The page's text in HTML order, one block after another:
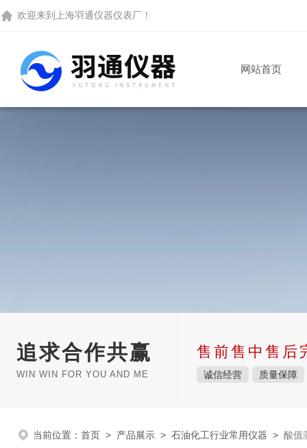
欢迎来到 上海羽通仪器仪表厂 ！
网站首页
追求合作共赢
WIN WIN FOR YOU AND ME
售前售中售后
诚信经营 质量保障
当前位置： 首页 > 产品展示 > 石油化工行业常用仪器 > 酸值